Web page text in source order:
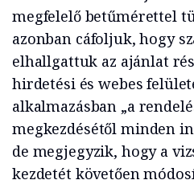
megfelelő betűmérettel
azonban cáfoljuk, hogy
elhallgattuk az ajánlat
hirdetési és webes
alkalmazásban „a
megkezdésétől minden
de megjegyzik, hogy a
kezdetét követően